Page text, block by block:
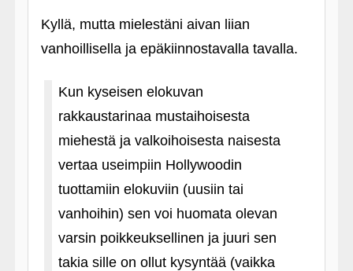
Kyllä, mutta mielestäni aivan liian
vanhoillisella ja epäkiinnostavalla tavalla.
Kun kyseisen elokuvan
rakkaustarinaa mustaihoisesta
miehestä ja valkoihoisesta naisesta
vertaa useimpiin Hollywoodin
tuottamiin elokuviin (uusiin tai
vanhoihin) sen voi huomata olevan
varsin poikkeuksellinen ja juuri sen
takia sille on ollut kysyntää (vaikka